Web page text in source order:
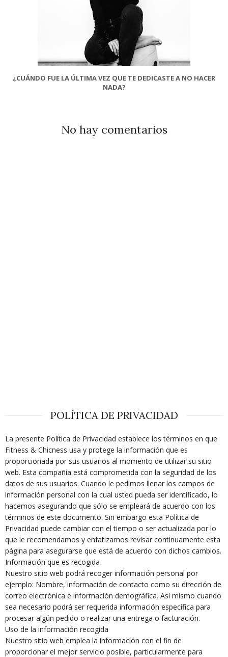
¿CUÁNDO FUE LA ÚLTIMA VEZ QUE TE DEDICASTE A NO HACER
NADA?
No hay comentarios
POLÍTICA DE PRIVACIDAD
La presente Política de Privacidad establece los términos en que
Fitness & Chicness usa y protege la información que es
proporcionada por sus usuarios al momento de utilizar su sitio
web. Esta compañía está comprometida con la seguridad de los
datos de sus usuarios. Cuando le pedimos llenar los campos de
información personal con la cual usted pueda ser identificado, lo
hacemos asegurando que sólo se empleará de acuerdo con los
términos de este documento. Sin embargo esta Política de
Privacidad puede cambiar con el tiempo o ser actualizada por lo
que le recomendamos y enfatizamos revisar continuamente esta
página para asegurarse que está de acuerdo con dichos cambios.
Información que es recogida
Nuestro sitio web podrá recoger información personal por
ejemplo: Nombre, información de contacto como su dirección de
correo electrónica e información demográfica. Así mismo cuando
sea necesario podrá ser requerida información específica para
procesar algún pedido o realizar una entrega o facturación.
Uso de la información recogida
Nuestro sitio web emplea la información con el fin de
proporcionar el mejor servicio posible, particularmente para